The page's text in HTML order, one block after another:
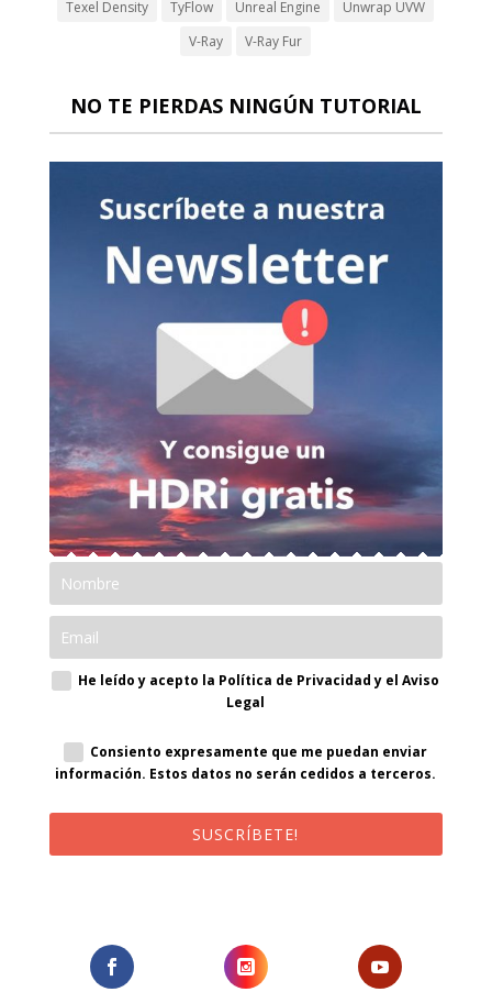
Texel Density TyFlow Unreal Engine
Unwrap UVW
V-Ray
V-Ray Fur
NO TE PIERDAS NINGÚN TUTORIAL
He leído y acepto la Política de Privacidad y el Aviso
Legal
Consiento expresamente que me puedan enviar
información. Estos datos no serán cedidos a terceros.
SUSCRÍBETE!